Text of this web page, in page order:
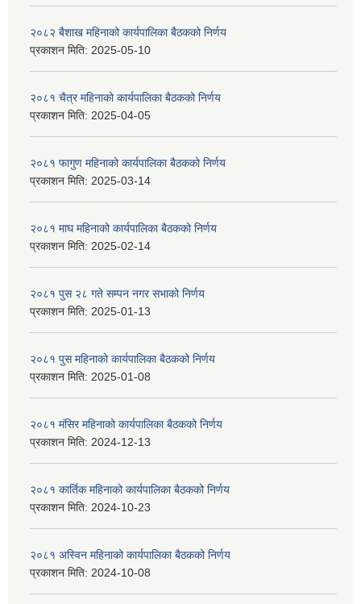
२०८२ बैशाख महिनाको कार्यपालिका बैठकको निर्णय
प्रकाशन मिति: 2025-05-10
२०८१ चैत्र महिनाको कार्यपालिका बैठकको निर्णय
प्रकाशन मिति: 2025-04-05
२०८१ फागुण महिनाको कार्यपालिका बैठकको निर्णय
प्रकाशन मिति: 2025-03-14
२०८१ माघ महिनाको कार्यपालिका बैठकको निर्णय
प्रकाशन मिति: 2025-02-14
२०८१ पुस २८ गते सम्प‍न नगर सभाको निर्णय
प्रकाशन मिति: 2025-01-13
२०८१ पुस महिनाको कार्यपालिका बैठकको निर्णय
प्रकाशन मिति: 2025-01-08
२०८१ मंसिर महिनाको कार्यपालिका बैठकको निर्णय
प्रकाशन मिति: 2024-12-13
२०८१ कार्तिक महिनाको कार्यपालिका बैठकको निर्णय
प्रकाशन मिति: 2024-10-23
२०८१ अस्विन महिनाको कार्यपालिका बैठकको निर्णय
प्रकाशन मिति: 2024-10-08